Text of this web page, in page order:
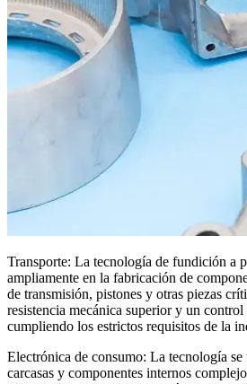
Transporte: La tecnología de fundición a
ampliamente en la fabricación de
de transmisión, pistones y otras piezas
resistencia mecánica superior y un
cumpliendo los estrictos requisitos de la
Electrónica de consumo: La tecnología
carcasas y componentes internos